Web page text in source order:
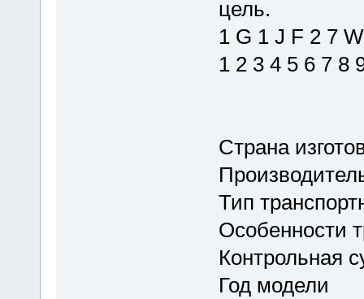
цель.
1 G 1 J F 2 7
1 2 3 4 5 6 7 8
Страна
Тип
Особенности
Контрольная
Год модели